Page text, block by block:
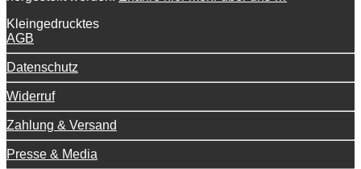
Kleingedrucktes
AGB
Datenschutz
Widerruf
Zahlung & Versand
Presse & Media